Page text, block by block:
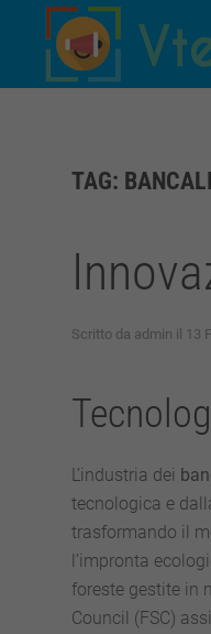
Skip to main content
TAG:
Scritto da admin il 13
L’industria dei
tecnologica e
trasformando il
l’impronta
foreste gestite in
Council (FSC)